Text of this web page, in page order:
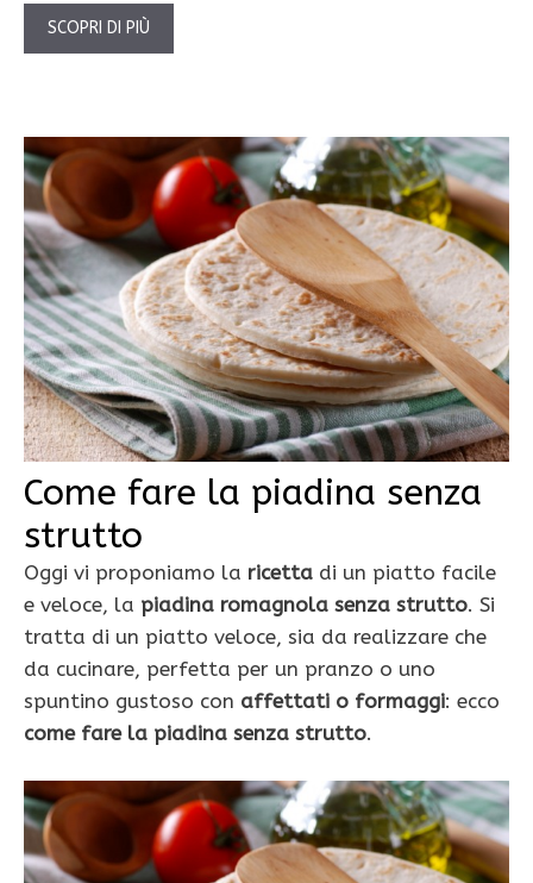
SCOPRI DI PIÙ
Come fare la piadina senza
strutto
Oggi vi proponiamo la ricetta di un piatto facile
e veloce, la piadina romagnola senza strutto. Si
tratta di un piatto veloce, sia da realizzare che
da cucinare, perfetta per un pranzo o uno
spuntino gustoso con affettati o formaggi: ecco
come fare la piadina senza strutto.